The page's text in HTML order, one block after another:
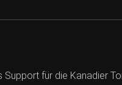
Support für die Kanadier